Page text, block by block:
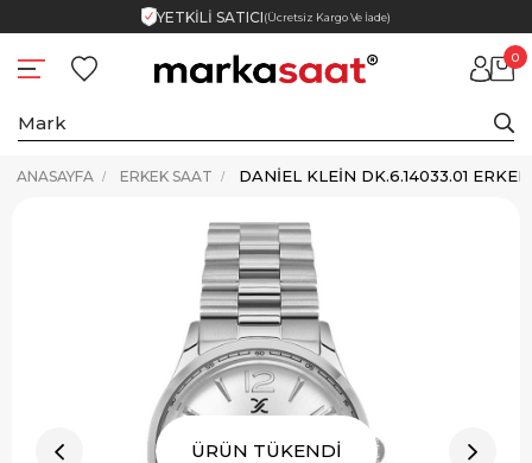
YETKİLİ SATICI(Ücretsiz Kargo Ve İade)
0
ANASAYFA ERKEK SAAT DANIEL KLEIN DK.6.14033.01
ÜRÜN TÜKENDİ